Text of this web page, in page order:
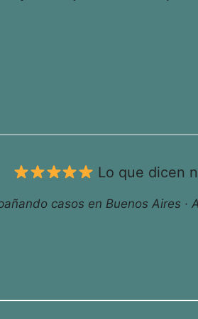
Lo que dicen
casos en Buenos Aires ·